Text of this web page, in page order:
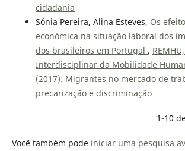
cidadania
Sónia Pereira, Alina Esteves, Os
económica na situação laboral dos
dos brasileiros em Portugal ,
Interdisciplinar da Mobilidade
(2017): Migrantes no mercado de
precarização e discriminação
1-10
Você também pode iniciar uma pesquisa